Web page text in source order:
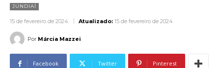
JUNDIAÍ
15 de fevereiro de 2024 Atualizado: 15 de fevereiro de 2024
Por Márcia Mazzei
Facebook Twitter Pinterest